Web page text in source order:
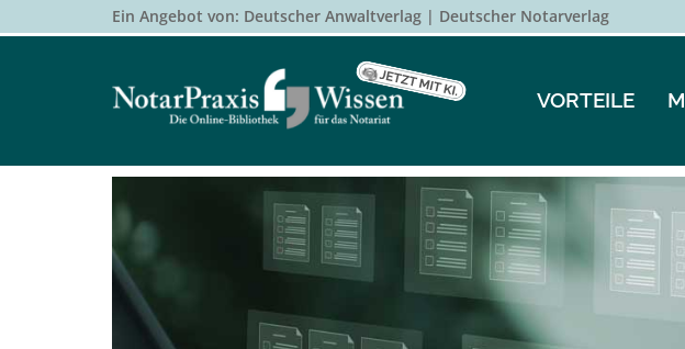
Ein Angebot von: Deutscher Anwaltverlag Deutscher Notarverlag
VORTEILE